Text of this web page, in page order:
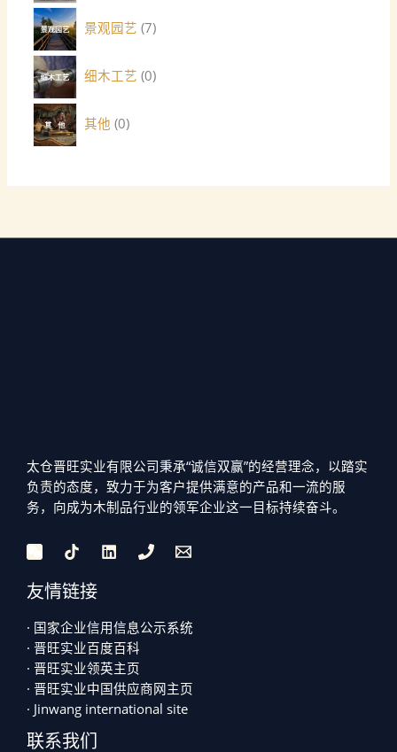
景观园艺 7
细木工艺 0
其他 0
太仓晋旺实业有限公司秉承“诚信双赢”的经营理念，以踏实
负责的态度，致力于为客户提供满意的产品和一流的服
务，向成为木制品行业的领军企业这一目标持续奋斗。
友情链接
· 国家企业信用信息公示系统
· 晋旺实业百度百科
· 晋旺实业领英主页
· 晋旺实业中国供应商网主页
· Jinwang international site
联系我们